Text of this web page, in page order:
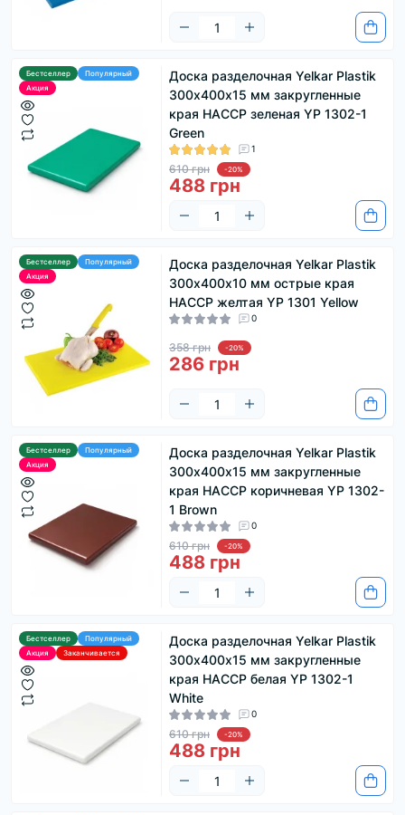
позволяют безопасно хранить доски и
поддерживать их качество. Чтобы пополнить
приготовления пищи, обязательно просмотрите
наши миски для смешивания, кухонные
столовые приборы и кухонные перчатки.
Бестселлер
Популярный
Акция
Доска разделочная Yelkar Plastik
300х400х15 мм закругленные
края HACCP зеленая YP 1302-1
Green
1
610 грн -20%
488 грн
Бестселлер
Популярный
Акция
Доска разделочная Yelkar Plastik
300х400х10 мм острые края
HACCP желтая YP 1301 Yellow
0
358 грн -20%
286 грн
Бестселлер
Популярный
Акция
Доска разделочная Yelkar Plastik
300х400х15 мм закругленные
края HACCP коричневая YP 1302-
1 Brown
0
610 грн -20%
488 грн
Бестселлер
Популярный
Акция
Заканчивается
Доска разделочная Yelkar Plastik
300х400х15 мм закругленные
края HACCP белая YP 1302-1
White
0
610 грн -20%
488 грн